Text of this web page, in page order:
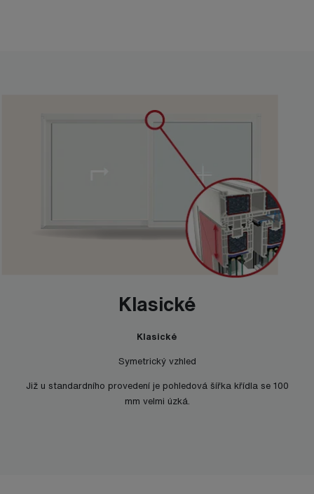
Klasické
Klasické
Symetrický vzhled
Již u standardního provedení je pohledová šířka křídla se 100
mm velmi úzká.